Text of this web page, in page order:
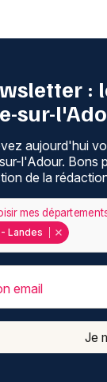
:
sur-
aujourd'hui
l'Adour. Bons
de la
Landes
mes
email
Je